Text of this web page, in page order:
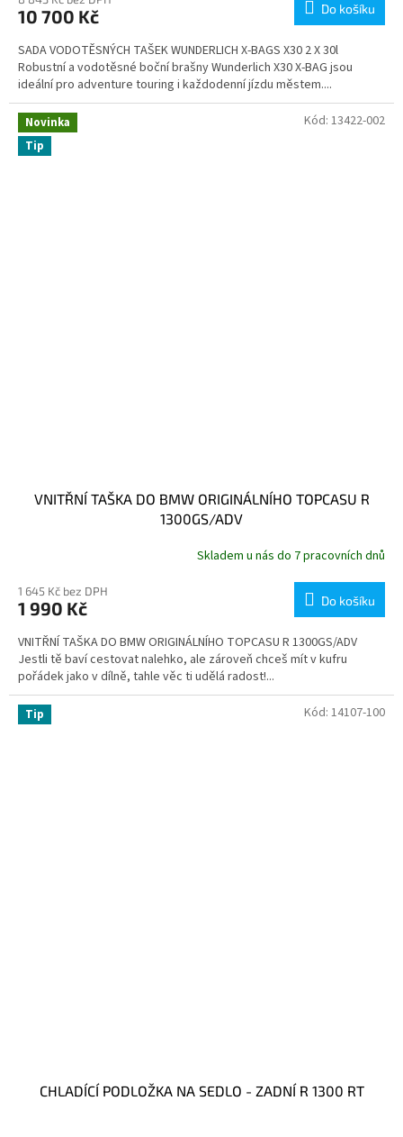
10 700 Kč Do košíku
SADA VODOTĚSNÝCH TAŠEK WUNDERLICH X-BAGS X30 2 X 30l
Robustní a vodotěsné boční brašny Wunderlich X30 X-BAG jsou
ideální pro adventure touring i každodenní jízdu městem....
Novinka
Tip
VNITŘNÍ TAŠKA DO BMW ORIGINÁLNÍHO TOPCASU R
1300GS/ADV
Skladem u nás do 7 pracovních dnů
1 645 Kč bez DPH
1 990 Kč Do košíku
VNITŘNÍ TAŠKA DO BMW ORIGINÁLNÍHO TOPCASU R 1300GS/ADV
Jestli tě baví cestovat nalehko, ale zároveň chceš mít v kufru
pořádek jako v dílně, tahle věc ti udělá radost!...
Kód: 13422-002
Tip
CHLADÍCÍ PODLOŽKA NA SEDLO - ZADNÍ R 1300 RT
Kód: 14107-100